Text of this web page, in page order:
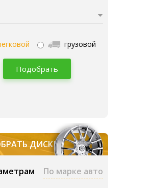
грузовой
Подобрать
ДИСКИ
По марке авто